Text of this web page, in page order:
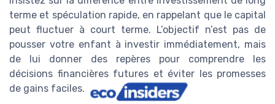
terme et spéculation rapide, en rappelant que le capital
peut fluctuer à court terme. L’objectif n’est pas de
pousser votre enfant à investir immédiatement, mais
de lui donner des repères pour comprendre les
décisions financières futures et éviter les promesses
de gains faciles.